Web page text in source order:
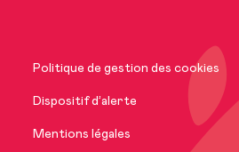
Nos marques
Nos
Politique de gestion des cookies
Dispositif d’alerte
Mentions légales